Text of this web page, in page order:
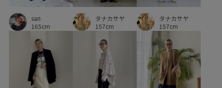
sari
165cm
タナカサヤ
157cm
タナカサヤ
157cm